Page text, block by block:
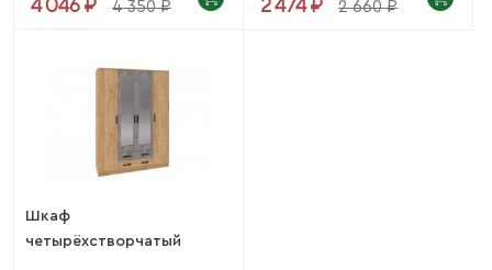
4 046 ₽ 4 350 ₽ 2 474 ₽ 2 660 ₽
Шкаф
четырёхстворчатый